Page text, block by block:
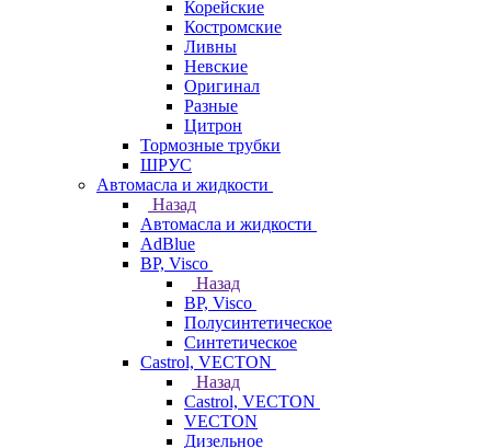
Корейские
Костромские
Ливны
Невские
Оригинал
Разные
Цитрон
Тормозные трубки
ШРУС
Автомасла и жидкости
Назад
Автомасла и жидкости
AdBlue
BP, Visco
Назад
BP, Visco
Полусинтетическое
Синтетическое
Castrol, VECTON
Назад
Castrol, VECTON
VECTON
Дизельное